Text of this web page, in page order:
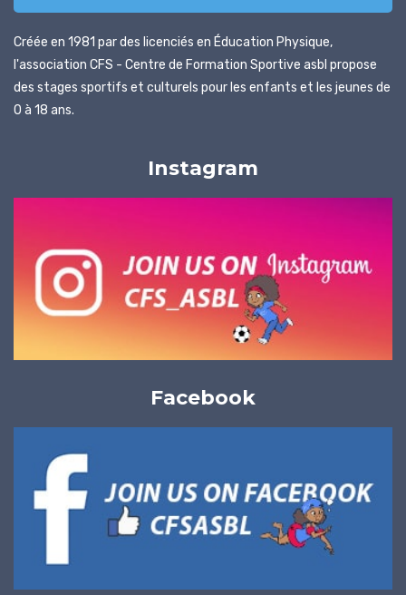
Créée en 1981 par des licenciés en Éducation Physique,
l'association CFS - Centre de Formation Sportive asbl propose
des stages sportifs et culturels pour les enfants et les jeunes de
0 à 18 ans.
Instagram
Facebook